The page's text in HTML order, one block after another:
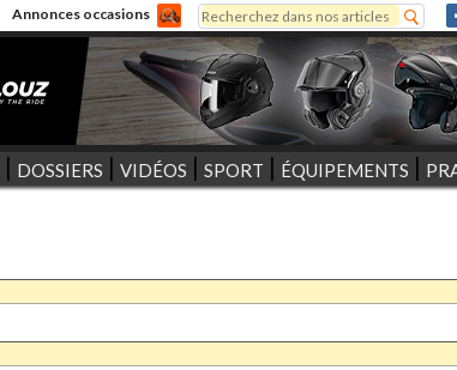
Annonces occasions
Formulaire de recherche
Rechercher
DOSSIERS VIDÉOS SPORT ÉQUIPEMENTS